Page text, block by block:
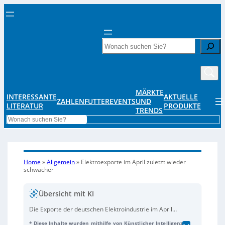
Search
INTERESSANTE
LITERATUR
ZAHLENFUTTEREVENTS
MÄRKTE
UND
TRENDS
AKTUELLE
PRODUKTE
Search
Home »Allgemein» Elektroexporte im April zuletzt wieder
schwächer
Übersicht mit KI
Die Exporte der deutschen Elektroindustrie im April
* Diese Inhalte wurden mithilfe von Künstlicher Intelligenz